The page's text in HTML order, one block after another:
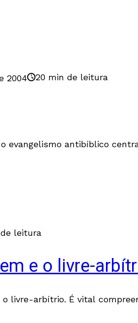
2004 20 min de leitura
evangelismo antibíblico
de leitura
e o livre-
livre-arbítrio. É vital